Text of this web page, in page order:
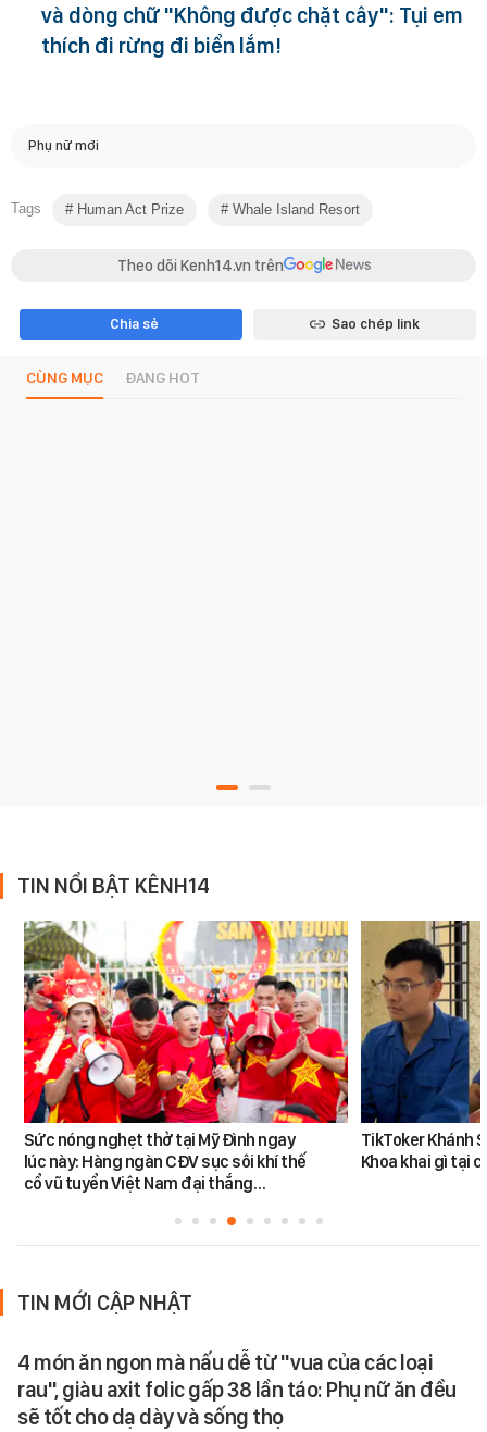
và dòng chữ "Không được chặt cây": Tụi em
thích đi rừng đi biển lắm!
Phụ nữ mới
Tags Human Act Prize Whale Island Resort
Theo dõi Kenh14.vn trên
Chia sẻ Sao chép link
CÙNG MỤC ĐANG HOT
TIN NỔI BẬT KÊNH14
Sức nóng nghẹt thở tại Mỹ Đình ngay
lúc này: Hàng ngàn CĐV sục sôi khí thế
cổ vũ tuyển Việt Nam đại thắng…
TikToker Khánh
Khoa khai gì tại
TIN MỚI CẬP NHẬT
4 món ăn ngon mà nấu dễ từ "vua của các loại
rau", giàu axit folic gấp 38 lần táo: Phụ nữ ăn đều
sẽ tốt cho dạ dày và sống thọ